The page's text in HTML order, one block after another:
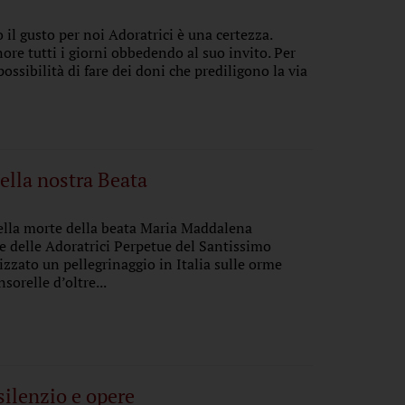
il gusto per noi Adoratrici è una certezza.
tutti i giorni obbedendo al suo invito. Per
di fare dei doni che prediligono la via
nostra Beata
morte della beata Maria Maddalena
delle Adoratrici Perpetue del Santissimo
un pellegrinaggio in Italia sulle orme
d’oltre...
e opere